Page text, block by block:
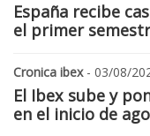
España recibe
el primer
Cronica ibex- 03/08/
El Ibex sube y
en el inicio de